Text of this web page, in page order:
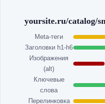
yoursite.ru/catalog/
Meta-теги
Заголовки h1-h6
Изображения
(alt)
Ключевые
слова
Перелинковка